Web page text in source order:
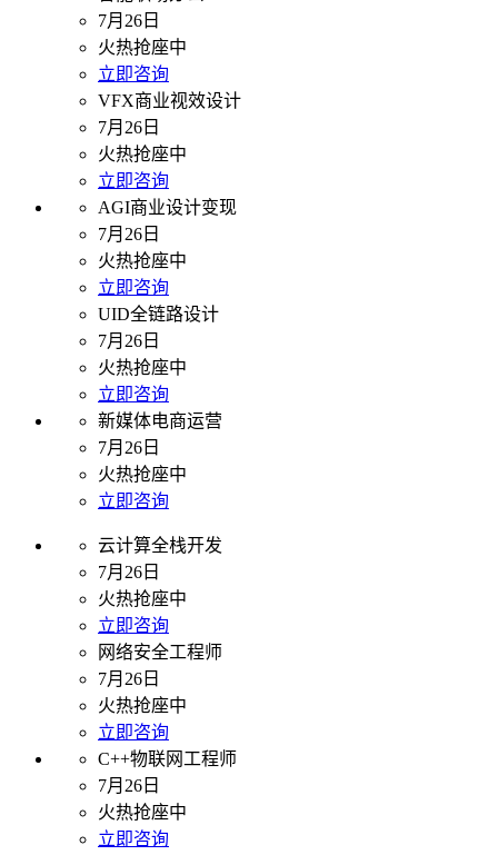
7月26日
火热抢座中
立即咨询
VFX商业视效设计
7月26日
火热抢座中
立即咨询
AGI商业设计变现
7月26日
火热抢座中
立即咨询
UID全链路设计
7月26日
火热抢座中
立即咨询
新媒体电商运营
7月26日
火热抢座中
立即咨询
云计算全栈开发
7月26日
火热抢座中
立即咨询
网络安全工程师
7月26日
火热抢座中
立即咨询
C++物联网工程师
7月26日
火热抢座中
立即咨询